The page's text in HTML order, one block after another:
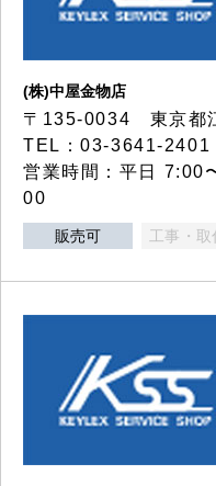
(株)中屋金物店
〒135-0034 東京都
TEL：03-3641-
営業時間：平日 7:00
00
販売可 工事・取